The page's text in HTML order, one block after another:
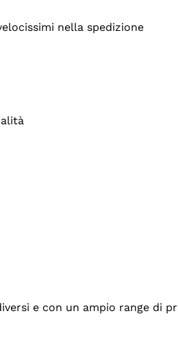
nella spedizione
e con un ampio range di